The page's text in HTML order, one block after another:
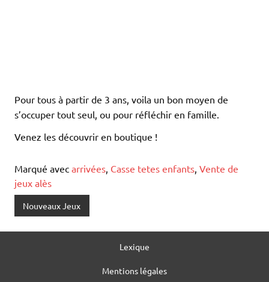
Pour tous à partir de 3 ans, voila un bon moyen de
s’occuper tout seul, ou pour réfléchir en famille.
Venez les découvrir en boutique !
Marqué avec arrivées, Casse tetes enfants, Vente de
jeux alès
Nouveaux Jeux
Lexique
Mentions légales